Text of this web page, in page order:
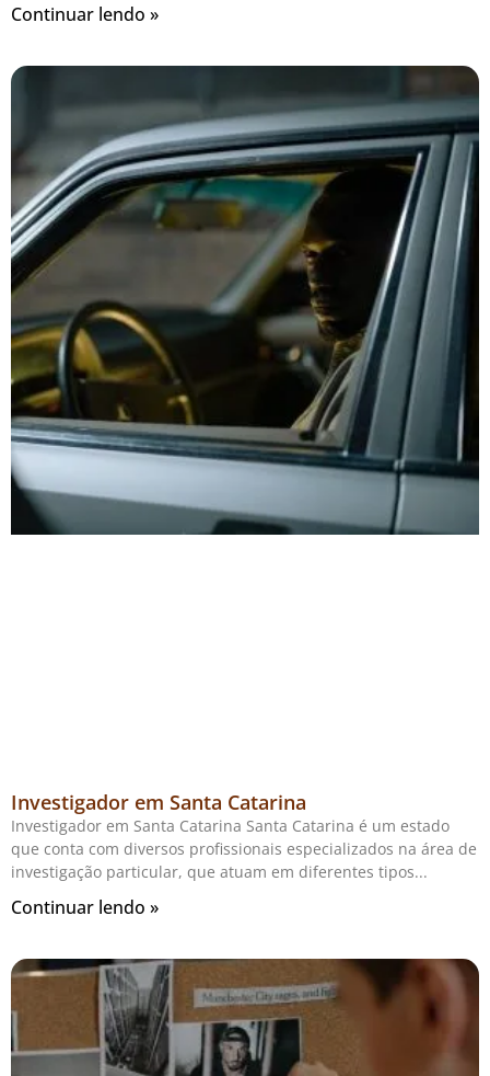
Continuar lendo »
Investigador em Santa Catarina
Investigador em Santa Catarina Santa Catarina é um estado
que conta com diversos profissionais especializados na área de
investigação particular, que atuam em diferentes tipos
Continuar lendo »